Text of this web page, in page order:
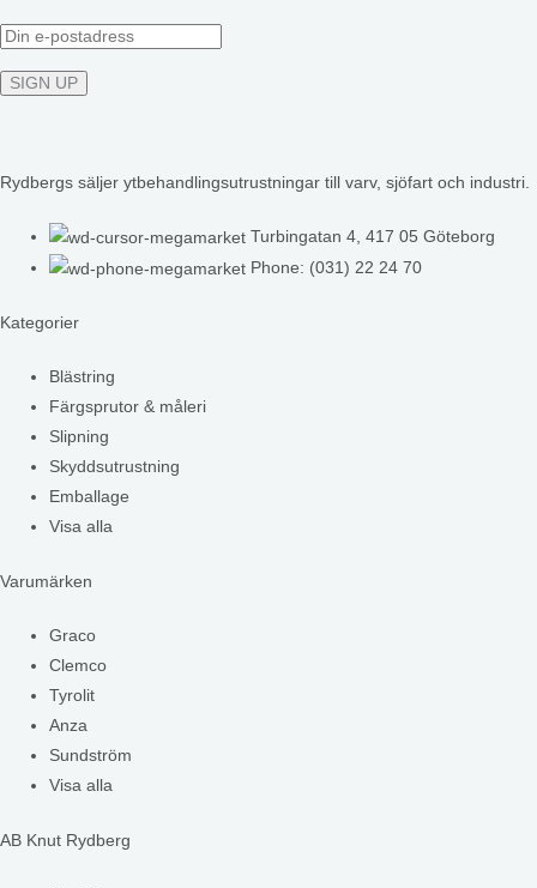
Rydbergs säljer ytbehandlingsutrustningar till varv, sjöfart och industri.
Turbingatan 4, 417 05 Göteborg
Phone: (031) 22 24 70
Kategorier
Blästring
Färgsprutor & måleri
Slipning
Skyddsutrustning
Emballage
Visa alla
Varumärken
Graco
Clemco
Tyrolit
Anza
Sundström
Visa alla
AB Knut Rydberg